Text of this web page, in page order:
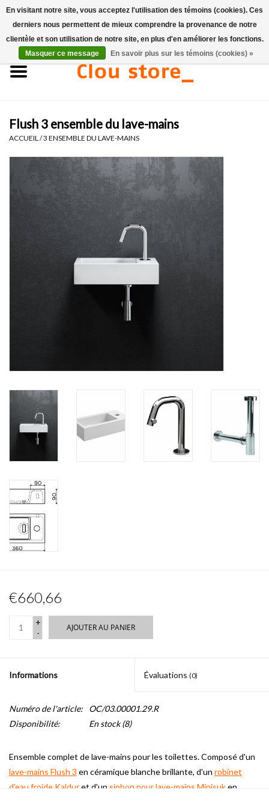
Accueil
Ensembles de lave-mains
Lave-mains
Marques
Flush 3 ensemble du lave-mains
ACCUEIL /3 ENSEMBLE DU LAVE-MAINS
€660,66
+
-
AJOUTER AU PANIER
Informations Évaluations (0)
Numéro de l'article:
OC/03.00001.29.R
Disponibilité:
En stock(8)
Ensemble complet de lave-mains pour les toilettes.Composé d'un
lave-mains Flush 3 en céramique blanche brillante, d'un robinet
d'eau froide Kalduret d'un siphon pour lave-mains Minisuken
En visitant notre site, vous acceptez l'utilisation des témoins (cookies). Ces
derniers nous permettent de mieux comprendre la provenance de notre
clientèle et son utilisation de notre site, en plus d'en améliorer les fonctions.
Masquer ce message
En savoir plus sur les témoins (cookies) »